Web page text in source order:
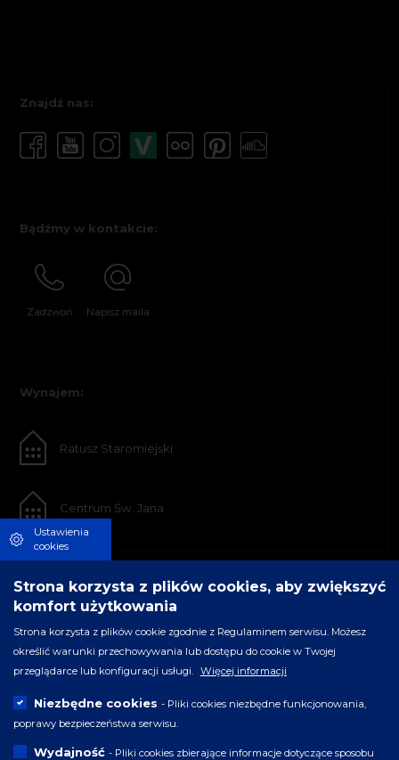
Znajdź nas:
Bądźmy w kontakcie:
Zadzwoń Napisz maila
Wynajem:
Ratusz Staromiejski
Centrum Św. Jana
Ustawienia
cookies
Strona korzysta z plików cookies, aby zwiększyć
komfort użytkowania
Strona korzysta z plików cookie zgodnie z Regulaminem serwisu. Możesz
określić warunki przechowywania lub dostępu do cookie w Twojej
przeglądarce lub konfiguracji usługi.
Więcej informacji
Niezbędne cookies - Pliki cookies niezbędne funkcjonowania,
poprawy bezpieczeństwa serwisu.
Wydajność - Pliki cookies zbierające informacje dotyczące sposobu